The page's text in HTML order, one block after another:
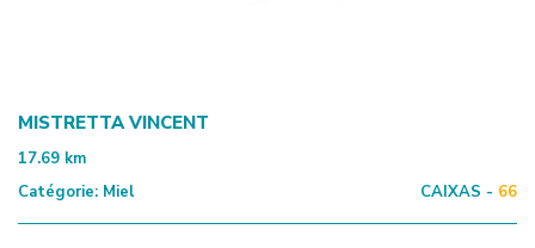
MISTRETTA VINCENT
17.69 km
Catégorie: Miel CAIXAS - 66